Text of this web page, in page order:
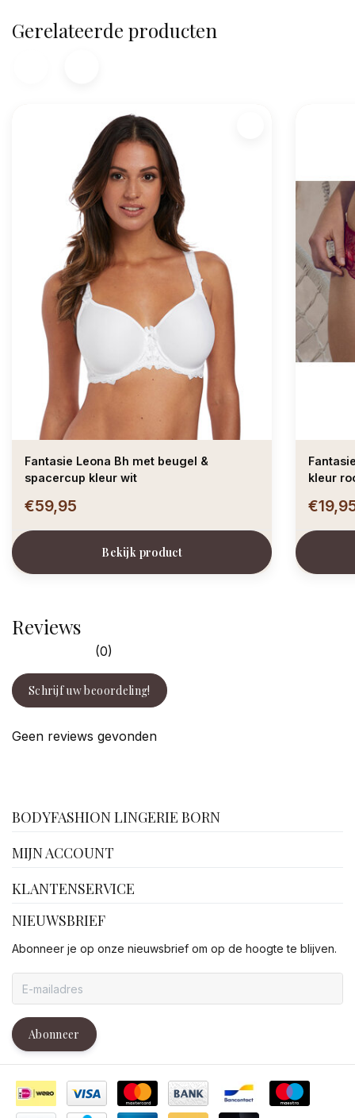
Gerelateerde producten
Fantasie Leona Bh met beugel &
spacercup kleur wit
€59,95
Bekijk product
Reviews
(0)
Schrijf uw beoordeling!
Geen reviews gevonden
BODYFASHION LINGERIE BORN
MIJN ACCOUNT
KLANTENSERVICE
NIEUWSBRIEF
Abonneer je op onze nieuwsbrief om op de hoogte te blijven.
Abonneer